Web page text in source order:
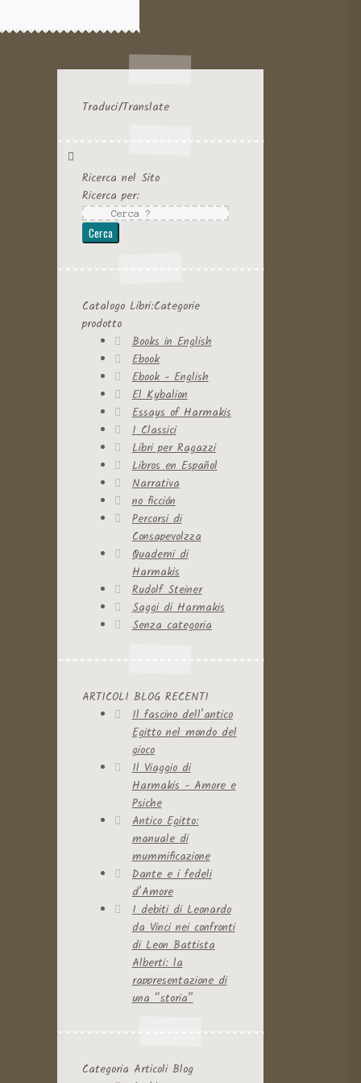
Traduci/Translate
Ricerca nel Sito
Ricerca per:
Catalogo Libri:Categorie
prodotto
Books in English
Ebook
Ebook - English
El Kybalion
Essays of Harmakis
I Classici
Libri per Ragazzi
Libros en Español
Narrativa
no ficción
Percorsi di
Consapevolzza
Quaderni di
Harmakis
Rudolf Steiner
Saggi di Harmakis
Senza categoria
ARTICOLI BLOG RECENTI
Il fascino dell’antico
Egitto nel mondo del
gioco
Il Viaggio di
Harmakis - Amore e
Psiche
Antico Egitto:
manuale di
mummificazione
Dante e i fedeli
d’Amore
I debiti di Leonardo
da Vinci nei confronti
di Leon Battista
Alberti: la
rappresentazione di
una “storia”
Categoria Articoli Blog